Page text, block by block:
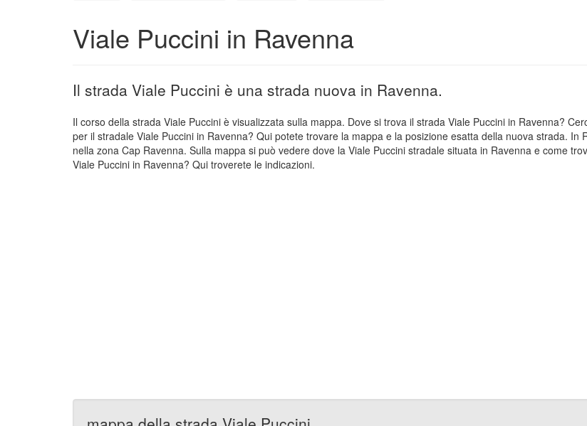
Viale Puccini in Ravenna
Il strada Viale Puccini è una strada nuova in Ravenna.
Il corso della strada Viale Puccini è visualizzata sulla mappa. Dove si trova il strada Viale Puccini in Ravenna?
per il stradale Viale Puccini in Ravenna? Qui potete trovare la mappa e la posizione esatta della nuova strada.
nella zona Cap Ravenna. Sulla mappa si può vedere dove la Viale Puccini stradale situata in Ravenna e come
Viale Puccini in Ravenna? Qui troverete le indicazioni.